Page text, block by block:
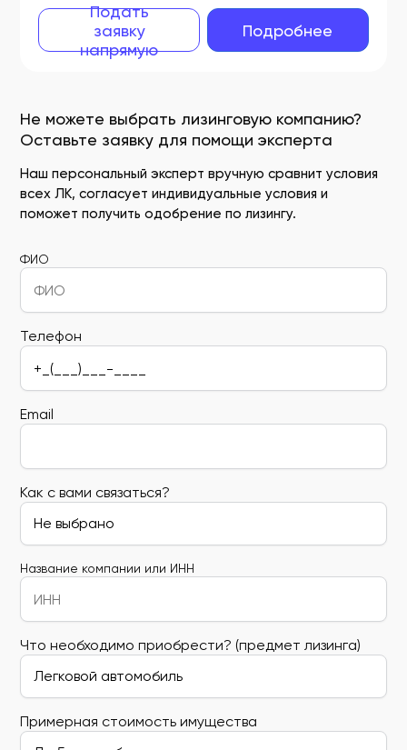
Не можете выбрать лизинговую компанию?
Оставьте заявку для помощи эксперта
Наш персональный эксперт вручную сравнит условия
всех ЛК, согласует индивидуальные условия и
поможет получить одобрение по лизингу.
ФИО
Телефон
Email
Как с вами связаться?
Название компании или ИНН
Что необходимо приобрести? (предмет лизинга)
Примерная стоимость имущества
Подать
заявку
напрямую
Подробнее